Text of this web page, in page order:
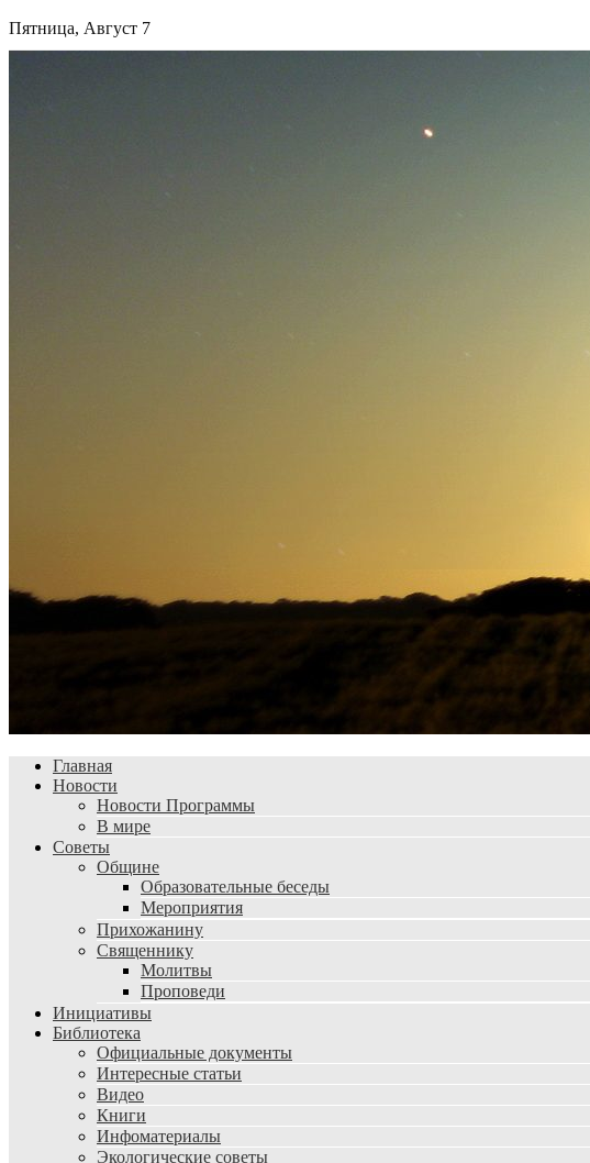
Пятница, Август 7
Главная
Новости
Новости Программы
В мире
Советы
Общине
Образовательные беседы
Мероприятия
Прихожанину
Священнику
Молитвы
Проповеди
Инициативы
Библиотека
Официальные документы
Интересные статьи
Видео
Книги
Инфоматериалы
Экологические советы